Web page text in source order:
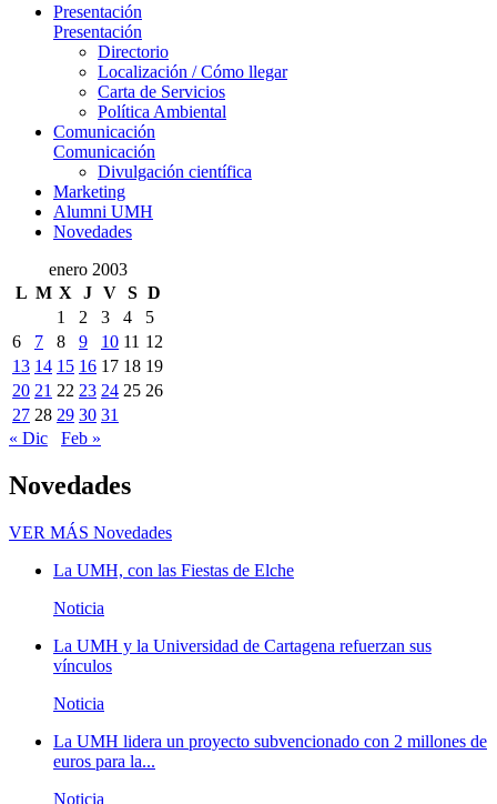
Presentación
Presentación
Directorio
Localización / Cómo llegar
Carta de Servicios
Política Ambiental
Comunicación
Comunicación
Divulgación científica
Marketing
Alumni UMH
Novedades
enero 2003
L M X J V S D
1
2 3 4
5
6
7 8 9 10 11 12
13 14 15 16 17 18 19
20 21 22 23 24 25 26
27 28 29 30 31
« Dic
Feb »
Novedades
VER MÁS Novedades
La UMH, con las Fiestas de Elche
Noticia
La UMH y la Universidad de Cartagena refuerzan sus
vínculos
Noticia
La UMH lidera un proyecto subvencionado con 2 millones de
euros para la...
Noticia